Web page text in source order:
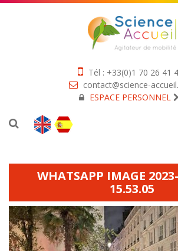
Tél : +33(0)1 70 26 41
contact@science-
ESPACE PERSONNEL
WHATSAPP IMAGE
15.53.05